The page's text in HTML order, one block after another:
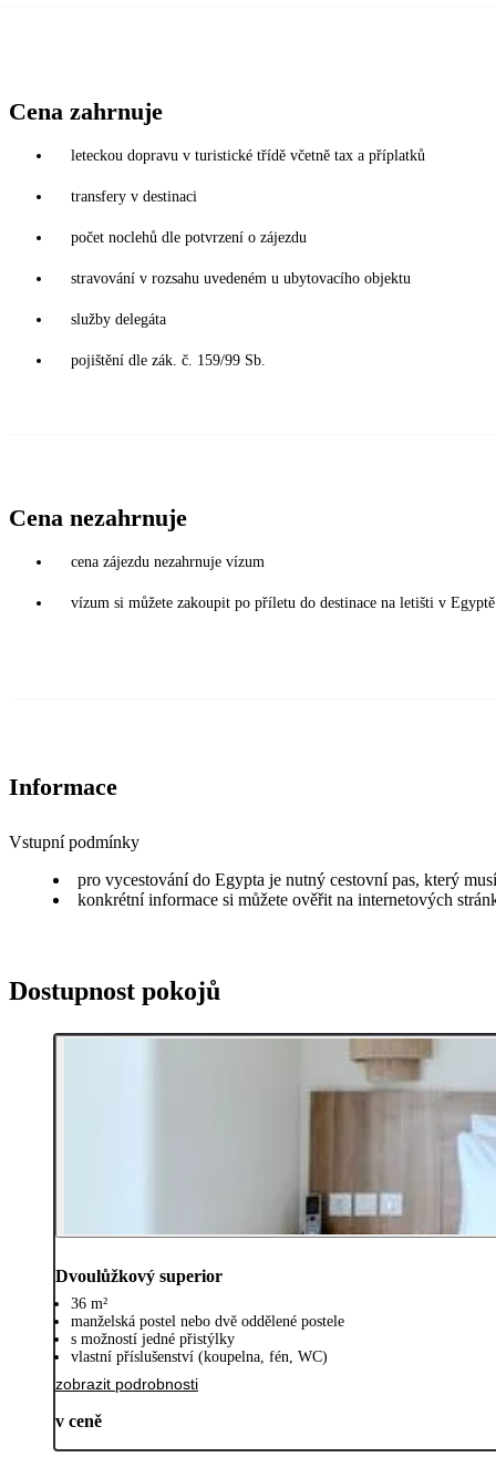
Cena zahrnuje
leteckou dopravu v turistické třídě včetně tax a příplatků
transfery v destinaci
počet noclehů dle potvrzení o zájezdu
stravování v rozsahu uvedeném u ubytovacího objektu
služby delegáta
pojištění dle zák. č. 159/99 Sb.
Cena nezahrnuje
cena zájezdu nezahrnuje vízum
vízum si můžete zakoupit po příletu do destinace na letišti v
Informace
Vstupní podmínky
pro vycestování do Egypta je nutný cestovní pas, který
konkrétní informace si můžete ověřit na internetových
Dostupnost pokojů
Dvoulůžkový superior
36 m²
manželská postel nebo dvě oddělené postele
s možností jedné přistýlky
vlastní příslušenství (koupelna, fén, WC)
zobrazit podrobnosti
v ceně